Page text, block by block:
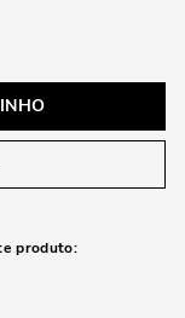
produto: